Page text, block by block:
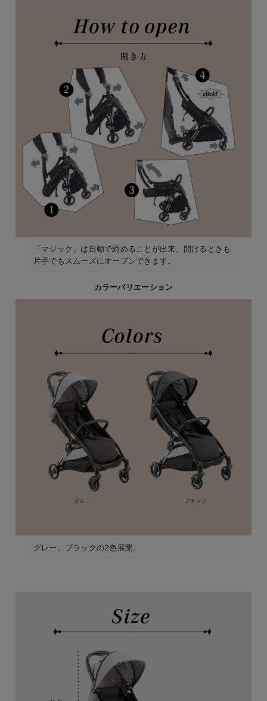
「マジック」は自動で締めることが出来、開けるときも
片手でもスムーズにオープンできます。
カラーバリエーション
グレー、ブラックの2色展開。